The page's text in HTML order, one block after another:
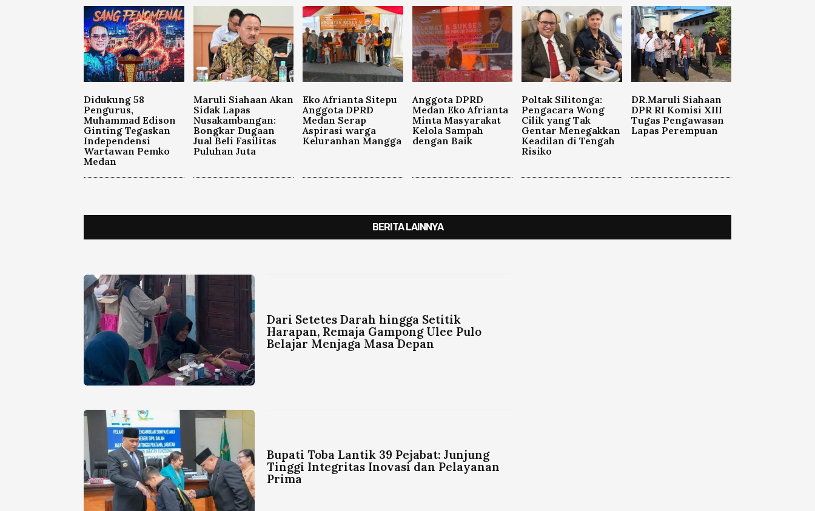
Didukung 58
Pengurus,
Muhammad Edison
Ginting Tegaskan
Independensi
Wartawan Pemko
Medan
Maruli Siahaan Akan
Sidak Lapas
Nusakambangan:
Bongkar Dugaan
Jual Beli Fasilitas
Puluhan Juta
Eko Afrianta Sitepu
Anggota DPRD
Medan Serap
Aspirasi warga
Keluranhan Mangga
Anggota DPRD
Medan Eko Afrianta
Minta Masyarakat
Kelola Sampah
dengan Baik
Poltak Silitonga:
Pengacara Wong
Cilik yang Tak
Gentar Menegakkan
Keadilan di Tengah
Risiko
DR.Maruli Siahaan
DPR RI Komisi XIII
Tugas Pengawasan
Lapas Perempuan
BERITA LAINNYA
Dari Setetes Darah hingga Setitik
Harapan, Remaja Gampong Ulee Pulo
Belajar Menjaga Masa Depan
Bupati Toba Lantik 39 Pejabat: Junjung
Tinggi Integritas Inovasi dan Pelayanan
Prima